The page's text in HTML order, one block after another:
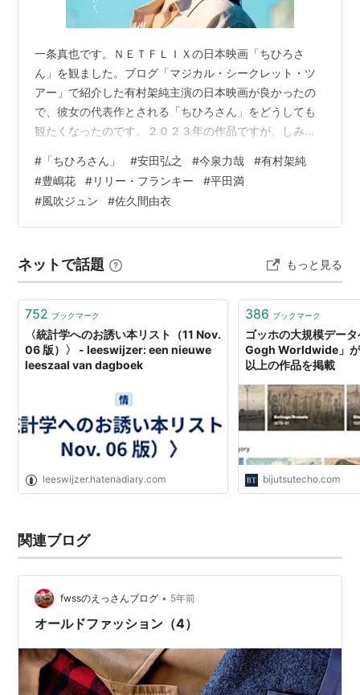
一条真也です。ＮＥＴＦＬＩＸの日本映画「ちひろさ
ん」を観ました。ブログ「マジカル・シークレット・ツ
アー」で紹介した有村架純主演の日本映画が良かったの
で、彼女の代表作とされる「ちひろさん」をどうしても
観たくなったのです。２０２３年の作品ですが、しみじ
「非英語映画」の週間グローバルＴＯＰ１０で世界３位
を記録。台湾・香港で４日間連続１位となるなどアジア
各国で大ヒットを記録し、大きな話題となりました。 ヤ
フーの「解説」には、「安田弘之の漫画『ちひろさん』
で働く元風俗嬢が、飾り気のない言動で生きづらさを
抱…
# 「ちひろさん」 #安田弘之 #今泉力哉 #有村架純
#豊嶋花 #リリー・フランキー #平田満
#風吹ジュン #佐久間由衣
ネットで話題 もっと見る
752 ブックマーク
〈統計学へのお誘い本リスト（11 Nov.
06 版）〉 - leeswijzer: een nieuwe
leeszaal van dagboek
leeswijzer.hatenadiary.com
386 ブックマーク
ゴッホの大規模デー
Gogh Worldwide」
以上の作品を掲載
bijutsutecho.com
関連ブログ
fwssのえっさんブログ • 5年前
オールドファッション（4）